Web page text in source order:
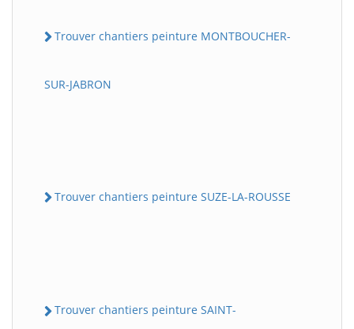
Trouver chantiers peinture MONTBOUCHER-
SUR-JABRON
Trouver chantiers peinture SUZE-LA-ROUSSE
Trouver chantiers peinture SAINT-